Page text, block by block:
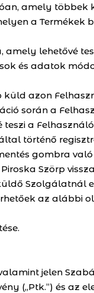
amely
a
amely lehetővé
és adatok
küld azon
során a
a
történő
gombra
Szörp
Szolgálatnál
az alábbi
jelen
(„Ptk.”) és